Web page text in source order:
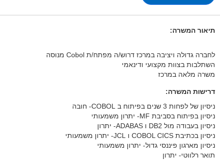
תיאור המשרה:
לחברה גדולה ויציבה במרכז דרוש/ה מפתח/ת Cobol מנוסה
השתלבות בצוות מקצועי ודינאמי
משרה מלאה במרכז
דרישות המשרה:
ניסיון של לפחות 3 שנים בפיתוח ב COBOL- חובה
ניסיון בפיתוח בסביבת MF- יתרון משמעותי
ניסיון בעבודה מול DB2 ו ADABAS- יתרון
ניסיון בכתיבת COBOL CICS ו JCL- יתרון משמעותי
ניסיון מארגון פיננסי גדול- יתרון משמעותי
תואר רלווטי- יתרון